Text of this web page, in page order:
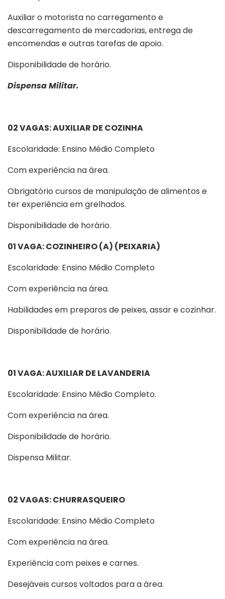
Auxiliar o motorista no carregamento e
descarregamento de mercadorias, entrega de
encomendas e outras tarefas de apoio.
Disponibilidade de horário.
Dispensa Militar.
02 VAGAS: AUXILIAR DE COZINHA
Escolaridade: Ensino Médio Completo
Com experiência na área.
Obrigatório cursos de manipulação de alimentos e
ter experiência em grelhados.
Disponibilidade de horário.
01 VAGA: COZINHEIRO (A) (PEIXARIA)
Escolaridade: Ensino Médio Completo
Com experiência na área.
Habilidades em preparos de peixes, assar e cozinhar.
Disponibilidade de horário.
01 VAGA: AUXILIAR DE LAVANDERIA
Escolaridade: Ensino Médio Completo.
Com experiência na área.
Disponibilidade de horário.
Dispensa Militar.
02 VAGAS: CHURRASQUEIRO
Escolaridade: Ensino Médio Completo
Com experiência na área.
Experiência com peixes e carnes.
Desejáveis cursos voltados para a área.